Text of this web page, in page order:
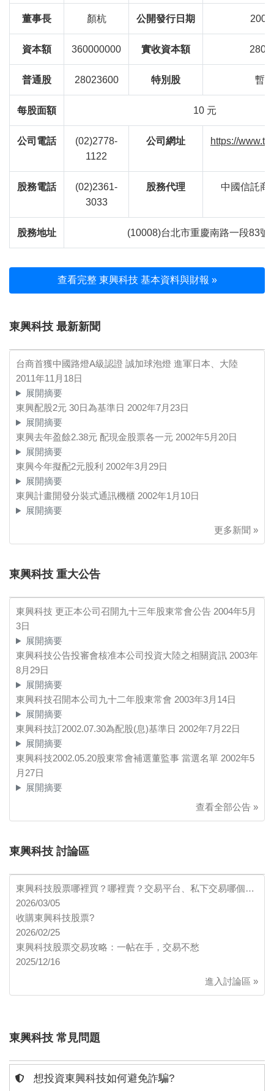
董事長 顏杭 公開發行日期
資本額 360000000 實收資本額
普通股 28023600 特別股 暫
每股面額 10 元
公司電話
(02)2778-
1122
公司網址 https://
股務電話
(02)2361-
3033
股務代理 中國信託商
股務地址 (10008)台北市重慶南路一段83號
查看完整 東興科技 基本資料與財報 »
東興科技 最新新聞
台商首獲中國路燈A級認證 誠加球泡燈 進軍日本、大陸
2011年11月18日
展開摘要
東興配股2元 30日為基準日 2002年7月23日
展開摘要
東興去年盈餘2.38元 配現金股票各一元 2002年5月20日
展開摘要
東興今年擬配2元股利 2002年3月29日
展開摘要
東興計畫開發分裝式通訊機櫃 2002年1月10日
展開摘要
更多新聞 »
東興科技 重大公告
東興科技 更正本公司召開九十三年股東常會公告 2004年5月
3日
展開摘要
東興科技公告投審會核准本公司投資大陸之相關資訊 2003年
8月29日
展開摘要
東興科技召開本公司九十二年股東常會 2003年3月14日
展開摘要
東興科技訂2002.07.30為配股(息)基準日 2002年7月22日
展開摘要
東興科技2002.05.20股東常會補選董監事 當選名單 2002年5
月27日
展開摘要
查看全部公告 »
東興科技 討論區
東興科技股票哪裡買？哪裡賣？交易平台、私下交易哪個…
2026/03/05
收購東興科技股票?
2026/02/25
東興科技股票交易攻略：一帖在手，交易不愁
2025/12/16
進入討論區 »
東興科技 常見問題
想投資東興科技如何避免詐騙?